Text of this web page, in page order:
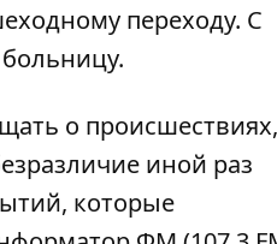
переходу. С
о происшествиях,
иной раз
которые